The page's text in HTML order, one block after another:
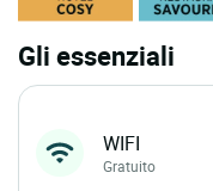
Gli essenziali
WIFI
Gratuito